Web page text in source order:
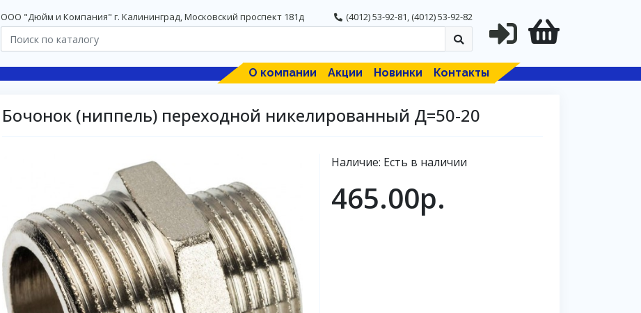
OOO "Дюйм и Компания" г. Калининград, Московский проспект 181д (4012) 53-92-81,(4012) 53-92-82
О компании Акции Новинки Контакты
Бочонок (ниппель) переходной никелированный Д=50-20
Наличие: Есть в наличии
465.00р.